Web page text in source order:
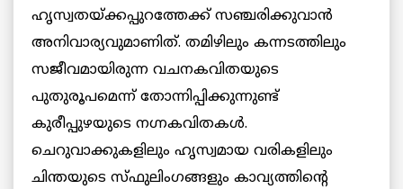
ഹൃസ്വതയ്ക്കപ്പുറത്തേക്ക് സഞ്ചരിക്കുവാന്‍
അനിവാര്യവുമാണിത്. തമിഴിലും കന്നടത്തിലും
സജീവമായിരുന്ന വചനകവിതയുടെ
പുതുരൂപമെന്ന് തോന്നിപ്പിക്കുന്നുണ്ട്
കുരീപ്പുഴയുടെ നഗ്നകവിതകള്‍.
ചെറുവാക്കുകളിലും ഹൃസ്വമായ വരികളിലും
ചിന്തയുടെ സ്ഫുലിംഗങ്ങളും കാവ്യത്തിന്റെ